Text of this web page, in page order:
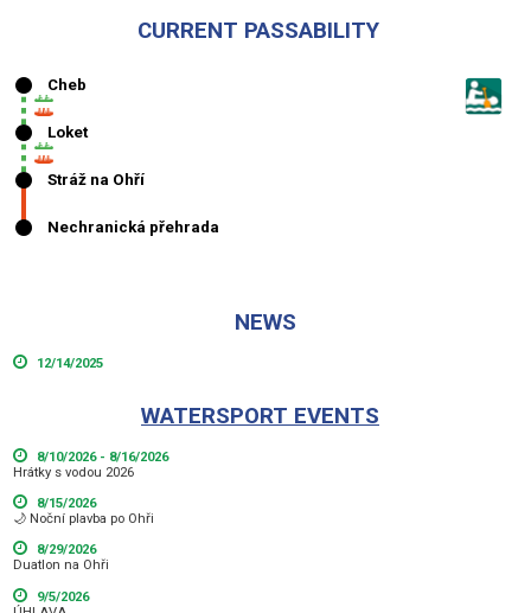
CURRENT PASSABILITY
NEWS
12/14/2025
WATERSPORT EVENTS
8/10/2026 - 8/16/2026
Hrátky s vodou 2026
8/15/2026
🌙 Noční plavba po Ohři
8/29/2026
Duatlon na Ohři
9/5/2026